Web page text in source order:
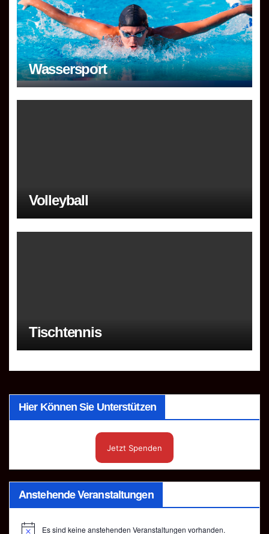
Wassersport
Volleyball
Tischtennis
Hier Können Sie Unterstützen
Jetzt Spenden
Anstehende Veranstaltungen
Es sind keine anstehenden Veranstaltungen vorhanden.